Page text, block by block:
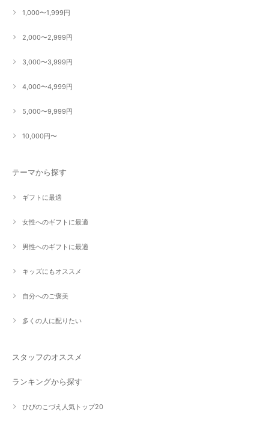
1,000〜1,999円
2,000〜2,999円
3,000〜3,999円
4,000〜4,999円
5,000〜9,999円
10,000円〜
テーマから探す
ギフトに最適
女性へのギフトに最適
男性へのギフトに最適
キッズにもオススメ
自分へのご褒美
多くの人に配りたい
スタッフのオススメ
ランキングから探す
ひびのこづえ人気トップ20